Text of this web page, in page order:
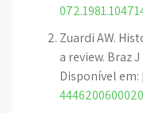
Zuardi AW.
a review. Braz
Disponível em: